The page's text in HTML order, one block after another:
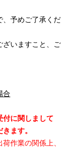
、予めご了承くだ
ざいますこと、ご
合
付に関しまして
ます。
作業の関係上、